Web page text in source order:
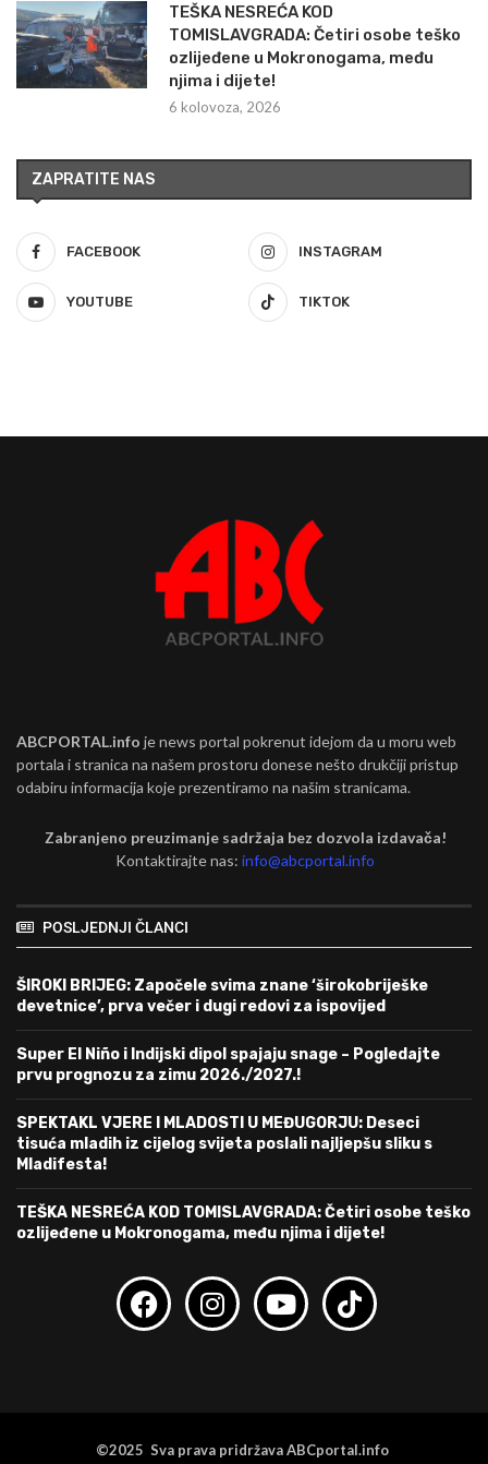
TEŠKA NESREĆA KOD
TOMISLAVGRADA: Četiri osobe teško
ozlijeđene u Mokronogama, među
njima i dijete!
6 kolovoza, 2026
ZAPRATITE NAS
FACEBOOK INSTAGRAM
YOUTUBE TIKTOK
ABCPORTAL.info je news portal pokrenut idejom da u moru web
portala i stranica na našem prostoru donese nešto drukčiji pristup
odabiru informacija koje prezentiramo na našim stranicama.
Zabranjeno preuzimanje sadržaja bez dozvola izdavača!
Kontaktirajte nas:info@abcportal.info
POSLJEDNJI ČLANCI
ŠIROKI BRIJEG: Započele svima znane ‘širokobriješke
devetnice’, prva večer i dugi redovi za ispovijed
Super El Niño i Indijski dipol spajaju snage – Pogledajte
prvu prognozu za zimu 2026./2027.!
SPEKTAKL VJERE I MLADOSTI U MEĐUGORJU: Deseci
tisuća mladih iz cijelog svijeta poslali najljepšu sliku s
Mladifesta!
TEŠKA NESREĆA KOD TOMISLAVGRADA: Četiri osobe teško
ozlijeđene u Mokronogama, među njima i dijete!
©2025 Sva prava pridržava ABCportal.info